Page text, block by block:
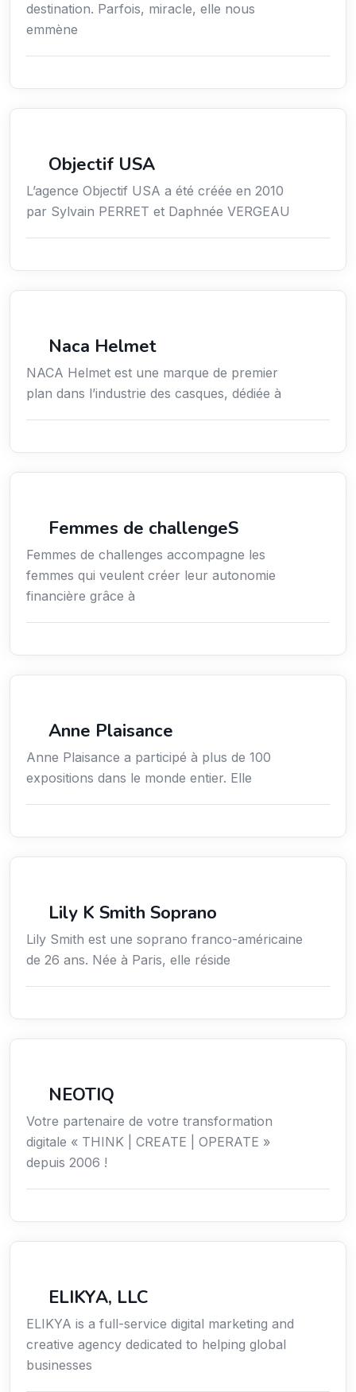
destination. Parfois, miracle, elle nous
emmène
Objectif USA
L’agence Objectif USA a été créée en 2010
par Sylvain PERRET et Daphnée VERGEAU
Naca Helmet
NACA Helmet est une marque de premier
plan dans l’industrie des casques, dédiée à
Femmes de challengeS
Femmes de challenges accompagne les
femmes qui veulent créer leur autonomie
financière grâce à
Anne Plaisance
Anne Plaisance a participé à plus de 100
expositions dans le monde entier. Elle
Lily K Smith Soprano
Lily Smith est une soprano franco-américaine
de 26 ans. Née à Paris, elle réside
NEOTIQ
Votre partenaire de votre transformation
digitale « THINK | CREATE | OPERATE »
depuis 2006 !
ELIKYA, LLC
ELIKYA is a full-service digital marketing and
creative agency dedicated to helping global
businesses